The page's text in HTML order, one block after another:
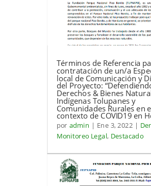
Términos de Referencia
contratación de un/a
local de Comunicación y
del Proyecto:
Derechos & Bienes
Indígenas Tolupanes y
Comunidades Rurales en
contexto de COVID19 en
por admin | Ene 3, 2022|
Monitoreo Legal, Destacado